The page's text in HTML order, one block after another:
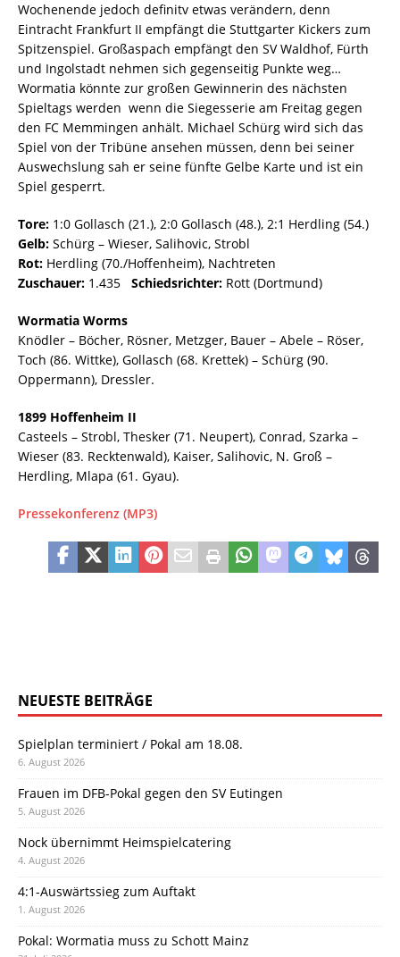
Wochenende jedoch definitv etwas verändern, denn
Eintracht Frankfurt II empfängt die Stuttgarter Kickers zum
Spitzenspiel. Großaspach empfängt den SV Waldhof, Fürth
und Ingolstadt nehmen sich gegenseitig Punkte weg…
Wormatia könnte zur großen Gewinnerin des nächsten
Spieltags werden  wenn die Siegesserie am Freitag gegen
den FC Memmingen anhält. Michael Schürg wird sich das
Spiel von der Tribüne ansehen müssen, denn bei seiner
Auswechslung sah er seine fünfte Gelbe Karte und ist ein
Spiel gesperrt.
Tore: 1:0 Gollasch (21.), 2:0 Gollasch (48.), 2:1 Herdling (54.)
Gelb: Schürg – Wieser, Salihovic, Strobl
Rot: Herdling (70./Hoffenheim), Nachtreten
Zuschauer: 1.435 Schiedsrichter: Rott (Dortmund)
Wormatia Worms
Knödler – Böcher, Rösner, Metzger, Bauer – Abele – Röser,
Toch (86. Wittke), Gollasch (68. Krettek) – Schürg (90.
Oppermann), Dressler.
1899 Hoffenheim II
Casteels – Strobl, Thesker (71. Neupert), Conrad, Szarka –
Wieser (83. Recktenwald), Kaiser, Salihovic, N. Groß –
Herdling, Mlapa (61. Gyau).
Pressekonferenz (MP3)
NEUESTE BEITRÄGE
Spielplan terminiert / Pokal am 18.08.
6. August 2026
Frauen im DFB-Pokal gegen den SV Eutingen
5. August 2026
Nock übernimmt Heimspielcatering
4. August 2026
4:1-Auswärtssieg zum Auftakt
1. August 2026
Pokal: Wormatia muss zu Schott Mainz